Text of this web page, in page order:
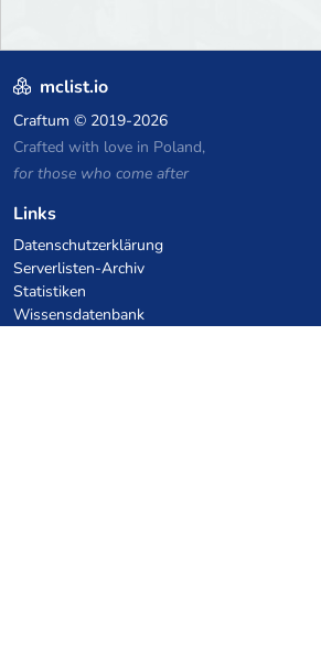
mclist.io
Craftum © 2019-2026
Crafted with love in Poland,
for those who come after
Links
Datenschutzerklärung
Serverlisten-Archiv
Statistiken
Wissensdatenbank